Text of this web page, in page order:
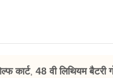
कार्ट, 48 वी लिथियम बैटरी